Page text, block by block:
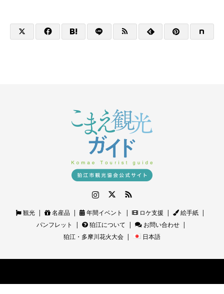
観光 名産品 年間イベント ロケ支援
絵手紙
パンフレット
狛江について
お問い合わせ
狛江・多摩川花火大会
日本語